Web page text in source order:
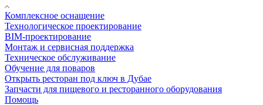
Комплексное оснащение
Технологическое проектирование
BIM-проектирование
Монтаж и сервисная поддержка
Техническое обслуживание
Обучение для поваров
Открыть ресторан под ключ в Дубае
Запчасти для пищевого и ресторанного оборудования
Помощь